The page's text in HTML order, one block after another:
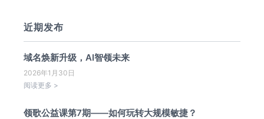
近期发布
域名焕新升级，AI智领未来
2026年1月30日
阅读更多 >
领歌公益课第7期——如何玩转大规模敏捷？